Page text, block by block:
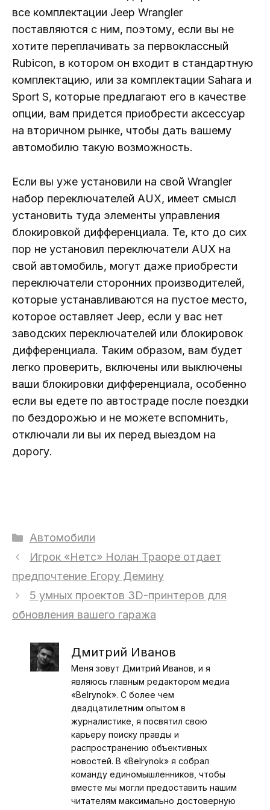
все комплектации Jeep Wrangler
поставляются с ним, поэтому, если вы не
хотите переплачивать за первоклассный
Rubicon, в котором он входит в стандартную
комплектацию, или за комплектации Sahara и
Sport S, которые предлагают его в качестве
опции, вам придется приобрести аксессуар
на вторичном рынке, чтобы дать вашему
автомобилю такую ​​возможность.
Если вы уже установили на свой Wrangler
набор переключателей AUX, имеет смысл
установить туда элементы управления
блокировкой дифференциала. Те, кто до сих
пор не установил переключатели AUX на
свой автомобиль, могут даже приобрести
переключатели сторонних производителей,
которые устанавливаются на пустое место,
которое оставляет Jeep, если у вас нет
заводских переключателей или блокировок
дифференциала. Таким образом, вам будет
легко проверить, включены или выключены
ваши блокировки дифференциала, особенно
если вы едете по автостраде после поездки
по бездорожью и не можете вспомнить,
отключали ли вы их перед выездом на
дорогу.
Рубрики
Автомобили
Игрок «Нетс» Нолан Траоре отдает
предпочтение Егору Демину
5 умных проектов 3D-принтеров для
обновления вашего гаража
Дмитрий Иванов
Меня зовут Дмитрий Иванов, и я
являюсь главным редактором медиа
«Belrynok». С более чем
двадцатилетним опытом в
журналистике, я посвятил свою
карьеру поиску правды и
распространению объективных
новостей. В «Belrynok» я собрал
команду единомышленников, чтобы
вместе мы могли предоставить нашим
читателям максимально достоверную